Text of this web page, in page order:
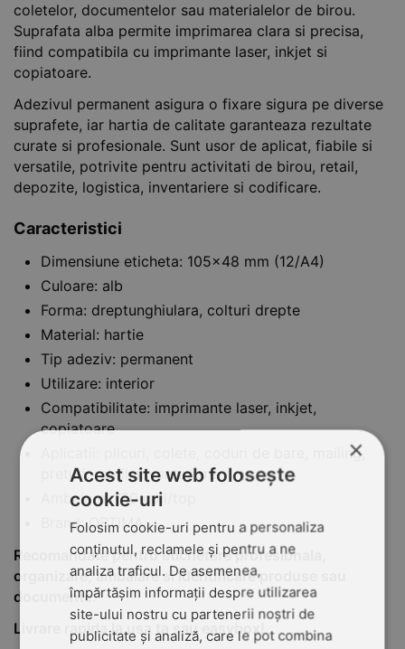
coletelor, documentelor sau materialelor de birou.
Suprafata alba permite imprimarea clara si precisa,
fiind compatibila cu imprimante laser, inkjet si
copiatoare.
Adezivul permanent asigura o fixare sigura pe diverse
suprafete, iar hartia de calitate garanteaza rezultate
curate si profesionale. Sunt usor de aplicat, fiabile si
versatile, potrivite pentru activitati de birou, retail,
depozite, logistica, inventariere si codificare.
Caracteristici
Dimensiune eticheta: 105x48 mm (12/A4)
Culoare: alb
Forma: dreptunghiulara, colturi drepte
Material: hartie
Tip adeziv: permanent
Utilizare: interior
Compatibilitate: imprimante laser, inkjet,
copiatoare
Aplicatii: plicuri, colete, coduri de bare, mailing,
preturi, retail, inventariere
Ambalare: 100 coli/top
Brand: OPTIMA
Recomandate pentru etichetare profesionala,
organizare, ambalare si identificare produse sau
documente.
Livrare rapida la usa ta sau easybox!
×
Acest site web folosește
cookie-uri
Folosim cookie-uri pentru a personaliza
conținutul, reclamele și pentru a ne
analiza traficul. De asemenea,
împărtășim informații despre utilizarea
site-ului nostru cu partenerii noștri de
publicitate și analiză, care le pot combina